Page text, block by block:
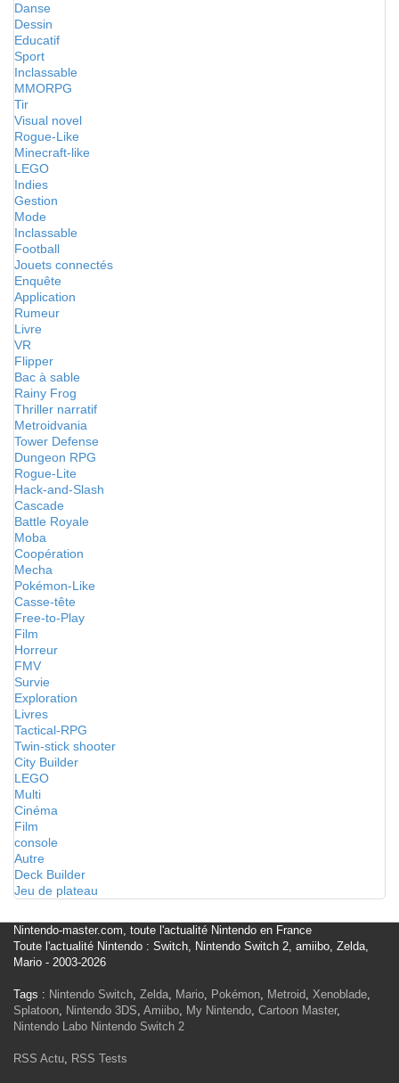
Danse
Dessin
Educatif
Sport
Inclassable
MMORPG
Tir
Visual novel
Rogue-Like
Minecraft-like
LEGO
Indies
Gestion
Mode
Inclassable
Football
Jouets connectés
Enquête
Application
Rumeur
Livre
VR
Flipper
Bac à sable
Rainy Frog
Thriller narratif
Metroidvania
Tower Defense
Dungeon RPG
Rogue-Lite
Hack-and-Slash
Cascade
Battle Royale
Moba
Coopération
Mecha
Pokémon-Like
Casse-tête
Free-to-Play
Film
Horreur
FMV
Survie
Exploration
Livres
Tactical-RPG
Twin-stick shooter
City Builder
LEGO
Multi
Cinéma
Film
console
Autre
Deck Builder
Jeu de plateau
Nintendo-master.com, toute l'actualité Nintendo en France
Toute l'actualité Nintendo : Switch, Nintendo Switch 2, amiibo, Zelda,
Mario - 2003-2026
Tags : Nintendo Switch, Zelda, Mario, Pokémon, Metroid, Xenoblade,
Splatoon, Nintendo 3DS, Amiibo, My Nintendo, Cartoon Master,
Nintendo Labo Nintendo Switch 2
RSS Actu, RSS Tests